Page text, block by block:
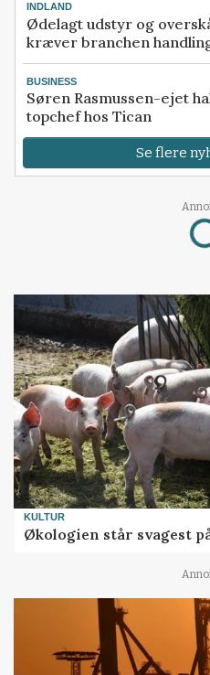
INDLAND
Ødelagt udstyr og
kræver branchen
BUSINESS
Søren Rasmussen-ejet
topchef hos Tican
Se flere
KULTUR
Økologien står svagest